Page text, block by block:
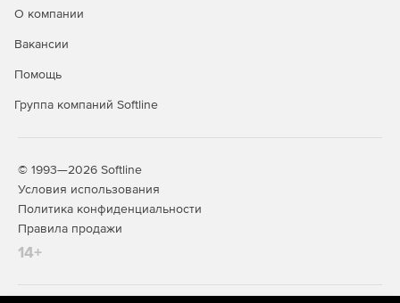
О компании
Вакансии
Помощь
Группа компаний Softline
© 1993—2026 Softline
Условия использования
Политика конфиденциальности
Правила продажи
14+